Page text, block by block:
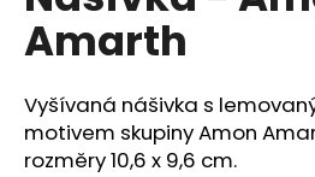
0,0
z
hvězdiček.
Amarth
Vyšívaná nášivka s
motivem skupiny Amon
rozměry 10,6 x 9,6 cm.
a
j
í
t
?